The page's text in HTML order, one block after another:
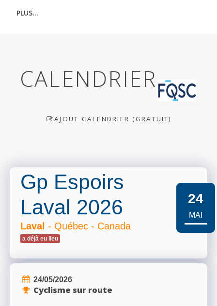
PLUS...
CALENDRIER
AJOUT CALENDRIER (GRATUIT)
Gp Espoirs
Laval 2026
Laval - Québec - Canada
a déjà eu lieu
24
MAI
24/05/2026
Cyclisme sur route